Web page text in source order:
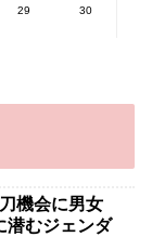
29
30
機会に男女
潜むジェンダ